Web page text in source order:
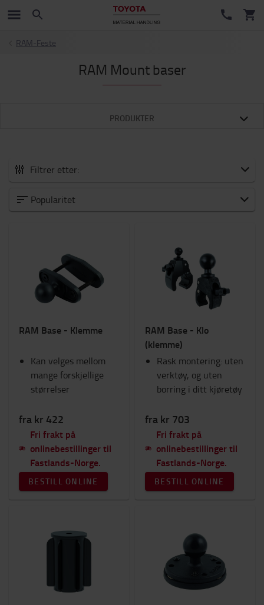
RAM-Feste
RAM Mount baser
PRODUKTER
Filtrer etter:
Truckutstyr og tilbehør
Tilbehør til gaffeltrucker
Sikkerhet
Traller & Sparkesykkler
Batteri og Elektronik
Seter
Arbeidsklær
TOYOTA FanShop
Lys
Arbeidsområde og lager
Kategori
RAM Mount baser
Popularitet
RAM Base - Klemme
Kan velges mellom
mange forskjellige
størrelser
fra kr 422
Fri frakt på
onlinebestillinger til
Fastlands-Norge.
BESTILL ONLINE
RAM Base - Klo
(klemme)
Rask montering: uten
verktøy, og uten
borring i ditt kjøretøy
fra kr 703
Fri frakt på
onlinebestillinger til
Fastlands-Norge.
BESTILL ONLINE